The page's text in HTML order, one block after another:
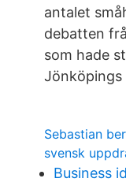
antalet
debatten
som hade
Jönköpings
Sebastian
svensk
Business